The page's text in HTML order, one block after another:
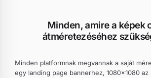
Minden, amire a képek
átméretezéséhez
Minden platformnak megvannak a saját
egy landing page bannerhez, 1080×1080 az